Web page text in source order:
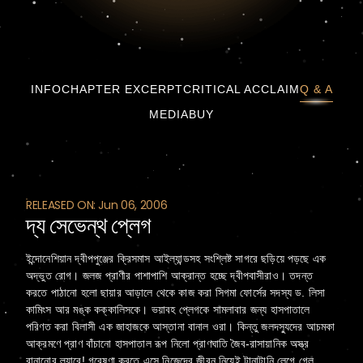
INFOCHAPTER EXCERPTCRITICAL ACCLAIMQ & A
MEDIABUY
RELEASED ON: Jun 06, 2006
দ্য সেভেন্থ প্লেগ
ইন্দোনেশিয়ান দ্বীপপুঞ্জের ক্রিসমাস আইল্যান্ডসহ সংশ্লিষ্ট সাগরে ছড়িয়ে পড়ছে এক
অদ্ভুত রোগ। জলজ প্রাণীর পাশাপাশি আক্রান্ত হচ্ছে দ্বীপবাসীরাও। তদন্ত
করতে পাঠানো হলো ছায়ার আড়ালে থেকে কাজ করা সিগমা ফোর্সের সদস্য ড. লিসা
কামিংস আর মঙ্ক কক্কালিসকে। ভয়াবহ প্লেগকে সামলাবার জন্য হাসপাতালে
পরিণত করা বিলাসী এক জাহাজকে আস্তানা বানাল ওরা। কিন্তু জলদস্যুদের আচমকা
আক্রমণে প্রাণ বাঁচানো হাসপাতাল রূপ নিলো প্রাণঘাতি জৈব-রাসায়ানিক অস্ত্র